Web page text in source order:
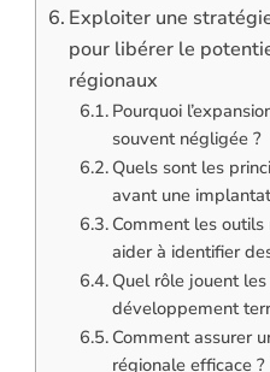
Exploiter une
pour libérer le
régionaux
Pourquoi
souvent négligée ?
Quels sont les
avant une
Comment les
aider à identifier
Quel rôle jouent
développement
Comment assurer
régionale efficace ?